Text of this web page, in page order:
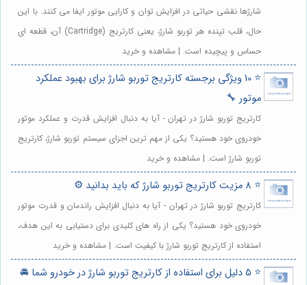
شارژها نقشی حیاتی در افزایش توان و کارایی موتور ایفا می کنند. با این
حال، قلب تپنده هر توربو شارژ، یعنی کارتریج (Cartridge) آن، قطعه ای
حساس و پیچیده است. | مشاهده و خرید
⭐️ 10 ویژگی برجسته کارتریج توربو شارژ برای بهبود عملکرد
موتور 🔧
کارتریج توربو شارژ در تهران - آیا به دنبال افزایش قدرت و عملکرد موتور
خودروی خود هستید؟ یکی از مهم ترین اجزای سیستم توربو شارژ، کارتریج
توربو شارژ است. | مشاهده و خرید
⭐️ 8 مزیت کارتریج توربو شارژ که باید بدانید ⚙️
کارتریج توربو شارژ در تهران - آیا به دنبال افزایش راندمان و قدرت موتور
خودروی خود هستید؟ یکی از راه های کلیدی برای دستیابی به این هدف،
استفاده از کارتریج توربو شارژ با کیفیت است. | مشاهده و خرید
⭐️ 5 دلیل برای استفاده از کارتریج توربو شارژ در خودرو شما 🚘